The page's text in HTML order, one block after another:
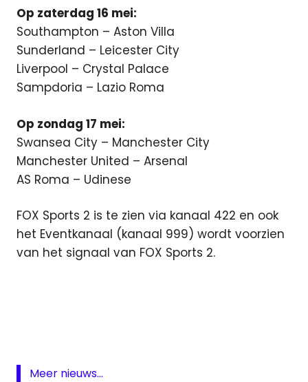
Op zaterdag 16 mei:
Southampton – Aston Villa
Sunderland – Leicester City
Liverpool – Crystal Palace
Sampdoria – Lazio Roma
Op zondag 17 mei:
Swansea City – Manchester City
Manchester United – Arsenal
AS Roma – Udinese
FOX Sports 2 is te zien via kanaal 422 en ook
het Eventkanaal (kanaal 999) wordt voorzien
van het signaal van FOX Sports 2.
Ziggo
Meer nieuws...